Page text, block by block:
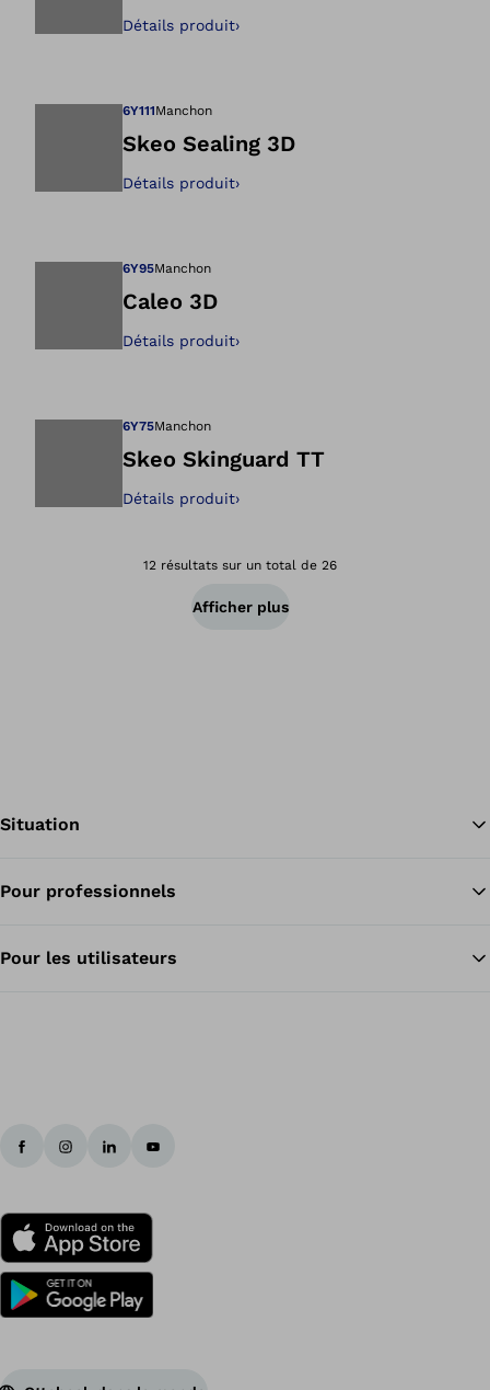
Détails produit›
6Y111Manchon
Skeo Sealing 3D
Détails produit›
6Y95Manchon
Caleo 3D
Détails produit›
6Y75Manchon
Skeo Skinguard TT
Détails produit›
12 résultats sur un total de 26
Afficher plus
Situation
Pour professionnels
Pour les utilisateurs